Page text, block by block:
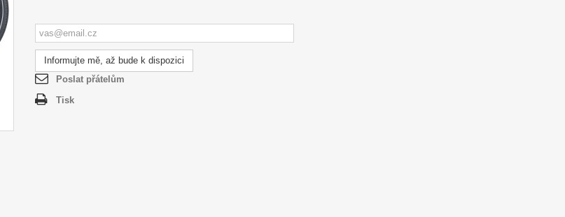
Informujte mě, až bude k dispozici
Poslat přátelům
Tisk